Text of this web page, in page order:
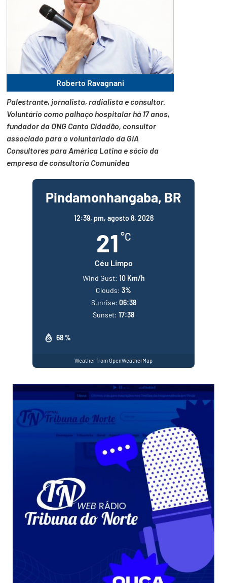
Roberto Ravagnani
Palestrante, jornalista, radialista e consultor.
Voluntário como palhaço hospitalar há 17 anos,
fundador da ONG Canto Cidadão, consultor
associado para o voluntariado da GIA
Consultores para América Latina e sócio da
empresa de consultoria Comunidea
Pindamonhangaba, BR
12:39, pm, agosto 8, 2026
21 °C
Céu Limpo
68 %
Wind Gust: 10 Km/h
Clouds: 3%
Sunrise: 06:38
Sunset: 17:38
Weather from OpenWeatherMap